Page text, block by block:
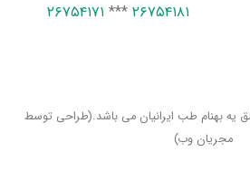
۲۶۷۵۴۱۸۱ *** ۲۶۷۵۴۱۷۱
یه بهنام طب ایرانیان می باشد.(طراحی توسط
مجریان وب)